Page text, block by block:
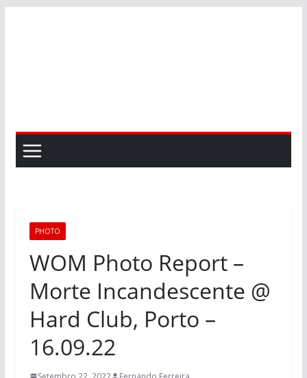
PHOTO
WOM Photo Report –
Morte Incandescente @
Hard Club, Porto –
16.09.22